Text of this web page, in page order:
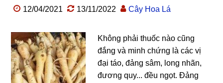
12/04/2021 13/11/2022 Cây Hoa Lá
Không phải thuốc nào cũng
đắng và minh chứng là các vị
đại táo, đảng sâm, long nhãn,
đương quy... đều ngọt. Đảng